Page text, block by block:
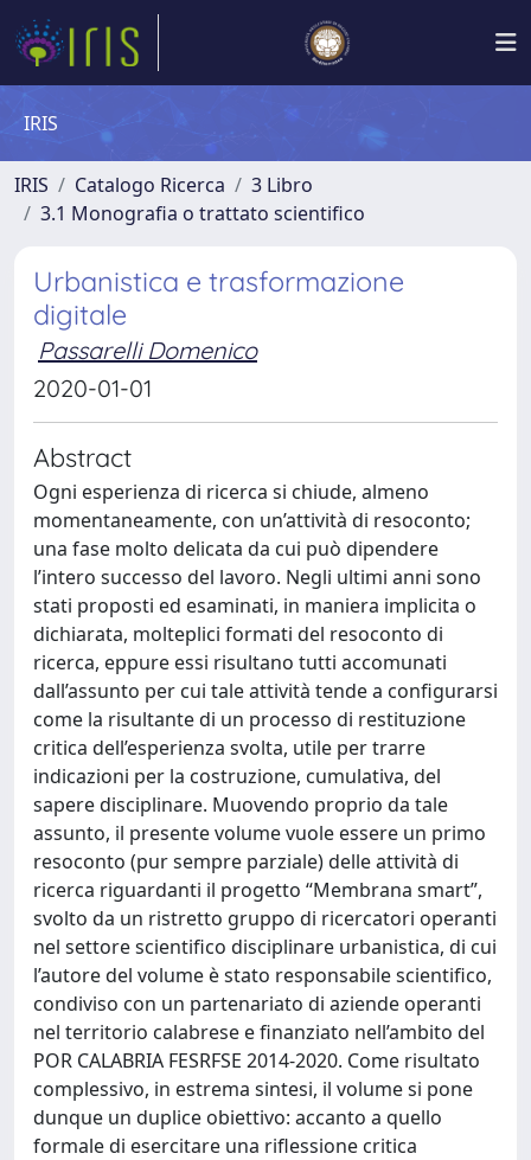
IRIS
IRIS Catalogo Ricerca
3 Libro
3.1 Monografia o trattato scientifico
Urbanistica e trasformazione
digitale
Passarelli Domenico
2020-01-01
Abstract
Ogni esperienza di ricerca si chiude, almeno
momentaneamente, con un’attività di resoconto;
una fase molto delicata da cui può dipendere
l’intero successo del lavoro. Negli ultimi anni sono
stati proposti ed esaminati, in maniera implicita o
dichiarata, molteplici formati del resoconto di
ricerca, eppure essi risultano tutti accomunati
dall’assunto per cui tale attività tende a configurarsi
come la risultante di un processo di restituzione
critica dell’esperienza svolta, utile per trarre
indicazioni per la costruzione, cumulativa, del
sapere disciplinare. Muovendo proprio da tale
assunto, il presente volume vuole essere un primo
resoconto (pur sempre parziale) delle attività di
ricerca riguardanti il progetto “Membrana smart”,
svolto da un ristretto gruppo di ricercatori operanti
nel settore scientifico disciplinare urbanistica, di cui
l’autore del volume è stato responsabile scientifico,
condiviso con un partenariato di aziende operanti
nel territorio calabrese e finanziato nell’ambito del
POR CALABRIA FESRFSE 2014-2020. Come risultato
complessivo, in estrema sintesi, il volume si pone
dunque un duplice obiettivo: accanto a quello
formale di esercitare una riflessione critica